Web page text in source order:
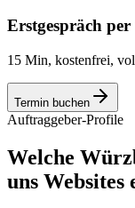
Erstgespräch per
15 Min, kostenfrei,
Termin buchen
Auftraggeber-Profile
Welche
uns Websites